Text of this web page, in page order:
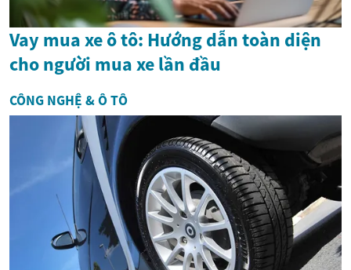
Vay mua xe ô tô: Hướng dẫn toàn diện
cho người mua xe lần đầu
CÔNG NGHỆ & Ô TÔ